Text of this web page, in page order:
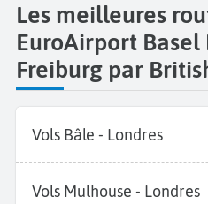
Les meilleures
EuroAirport Basel
Freiburg par
Vols Bâle - Londres
Vols Mulhouse - Londres